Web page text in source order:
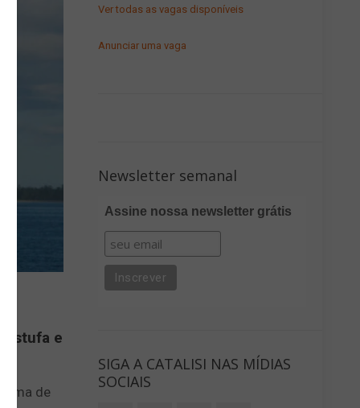
estufa e
de
Ver todas as vagas disponíveis
Anunciar uma vaga
Newsletter semanal
Assine nossa newsletter grátis
SIGA A CATALISI NAS MÍDIAS
SOCIAIS